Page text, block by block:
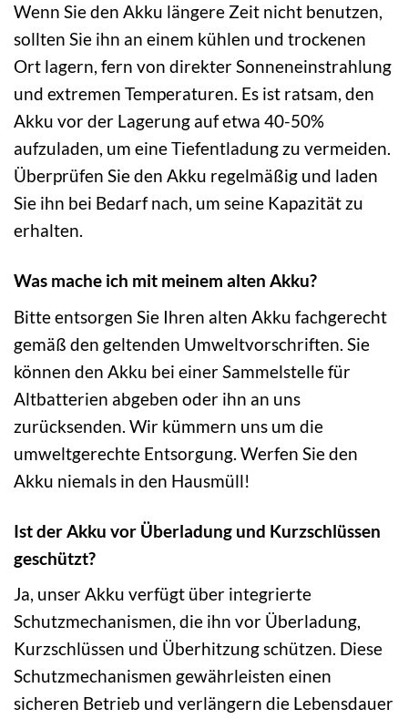
Wenn Sie den Akku längere Zeit nicht benutzen,
sollten Sie ihn an einem kühlen und trockenen
Ort lagern, fern von direkter Sonneneinstrahlung
und extremen Temperaturen. Es ist ratsam, den
Akku vor der Lagerung auf etwa 40-50%
aufzuladen, um eine Tiefentladung zu vermeiden.
Überprüfen Sie den Akku regelmäßig und laden
Sie ihn bei Bedarf nach, um seine Kapazität zu
erhalten.
Was mache ich mit meinem alten Akku?
Bitte entsorgen Sie Ihren alten Akku fachgerecht
gemäß den geltenden Umweltvorschriften. Sie
können den Akku bei einer Sammelstelle für
Altbatterien abgeben oder ihn an uns
zurücksenden. Wir kümmern uns um die
umweltgerechte Entsorgung. Werfen Sie den
Akku niemals in den Hausmüll!
Ist der Akku vor Überladung und Kurzschlüssen
geschützt?
Ja, unser Akku verfügt über integrierte
Schutzmechanismen, die ihn vor Überladung,
Kurzschlüssen und Überhitzung schützen. Diese
Schutzmechanismen gewährleisten einen
sicheren Betrieb und verlängern die Lebensdauer